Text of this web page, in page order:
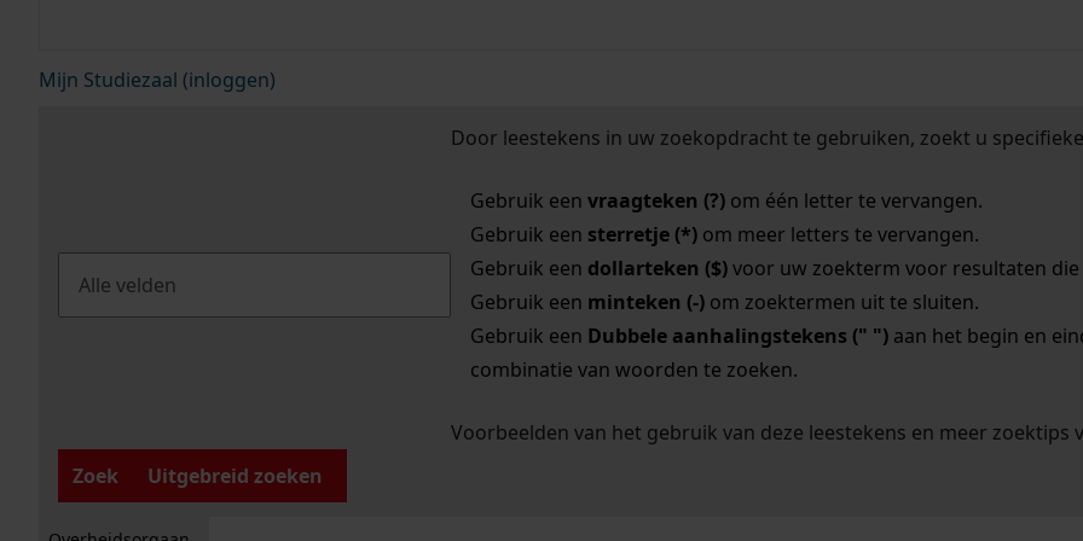
Mijn Studiezaal (inloggen)
Door leestekens in uw zoekopdracht te gebruiken, zoekt u
Gebruik een vraagteken (?)om één letter te vervangen.
Gebruik een sterretje (*)om meer letters te vervangen.
Gebruik een dollarteken ($)voor uw zoekterm voor resultaten die
Gebruik een minteken (-)om zoektermen uit te sluiten.
Gebruik een Dubbele aanhalingstekens (" ")aan het begin en
combinatie van woorden te zoeken.
Voorbeelden van het gebruik van deze leestekens en meer zoektips
Zoek
Uitgebreid zoeken